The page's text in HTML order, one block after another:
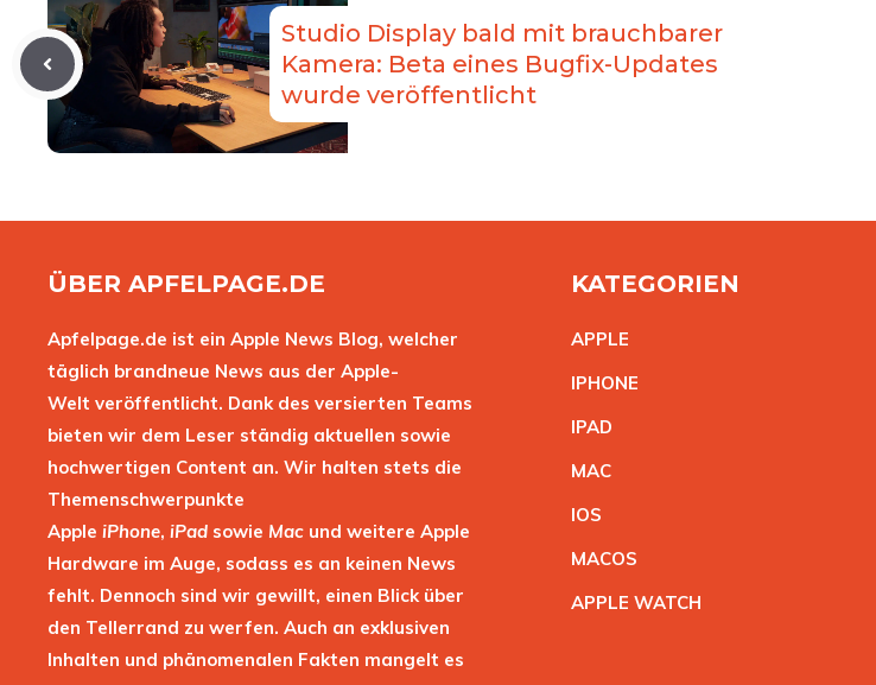
Studio Display bald mit brauchbarer
Kamera: Beta eines Bugfix-Updates
wurde veröffentlicht
ÜBER APFELPAGE.DE
Apfelpage.de ist ein Apple News Blog, welcher
täglich brandneue News aus der Apple-
Welt veröffentlicht. Dank des versierten Teams
bieten wir dem Leser ständig aktuellen sowie
hochwertigen Content an. Wir halten stets die
Themenschwerpunkte
Apple iPhone, iPad sowie Mac und weitere Apple
Hardware im Auge, sodass es an keinen News
fehlt. Dennoch sind wir gewillt, einen Blick über
den Tellerrand zu werfen. Auch an exklusiven
Inhalten und phänomenalen Fakten mangelt es
KATEGORIEN
APPLE
IPHONE
IPAD
MAC
IOS
MACOS
APPLE WATCH